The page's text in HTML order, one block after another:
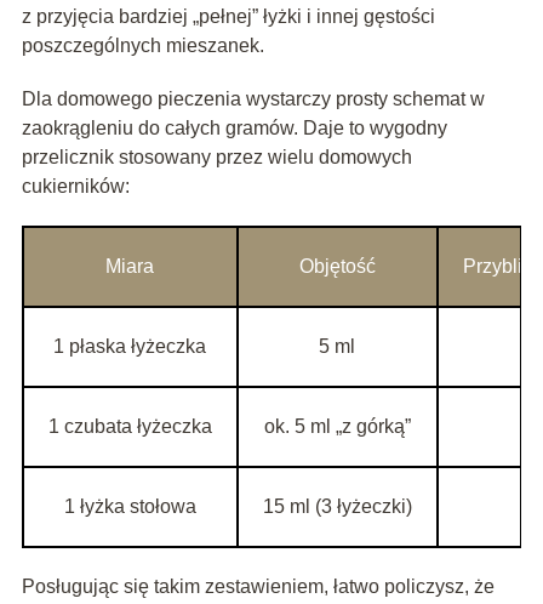
z przyjęcia bardziej „pełnej” łyżki i innej gęstości
poszczególnych mieszanek.
Dla domowego pieczenia wystarczy prosty schemat w
zaokrągleniu do całych gramów. Daje to wygodny
przelicznik stosowany przez wielu domowych
cukierników:
Miara Objętość
1 płaska łyżeczka 5 ml
1 czubata łyżeczka ok. 5 ml „z górką”
1 łyżka stołowa 15 ml (3 łyżeczki)
Posługując się takim zestawieniem, łatwo policzysz, że